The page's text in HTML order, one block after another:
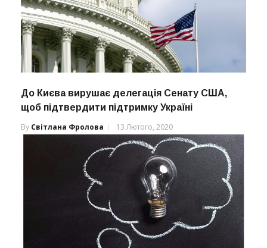
До Києва вирушає делегація Сенату США,
щоб підтвердити підтримку Україні
By Світлана Фролова 13 Лютого, 2020